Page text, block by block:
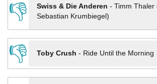
👎
Swiss & Die Anderen - Timm Thaler
Sebastian Krumbiegel)
👎
Toby Crush - Ride Until the Morning